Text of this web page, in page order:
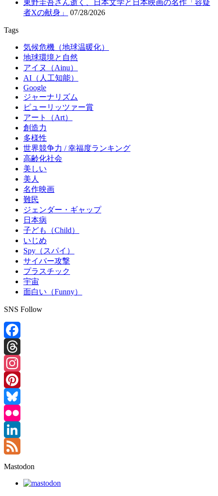
東野圭吾さん逝く、日本文学と日本映画の名作「容疑
者Xの献身」
07/28/2026
Tags
気候危機（地球温暖化）
地球環境と自然
アイヌ（Ainu）
AI（人工知能）
Google
ジャーナリズム
ピューリッツァー賞
アート（Art）
創造力
多様性
世界競争力 / 幸福度ランキング
高齢化社会
美しい
美人
名作映画
難民
ジェンダー・ギャップ
日本病
子ども（Child）
いじめ
Spy（スパイ）
サイバー攻撃
プラスチック
宇宙
面白い（Funny）
SNS Follow
Facebook
Threads
Instagram
Pinterest
Bluesky
Flickr
LinkedIn
Feed
Mastodon